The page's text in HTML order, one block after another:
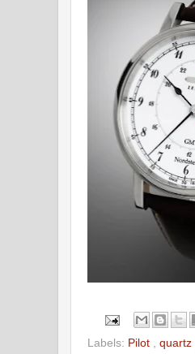
Labels: Pilot , quartz